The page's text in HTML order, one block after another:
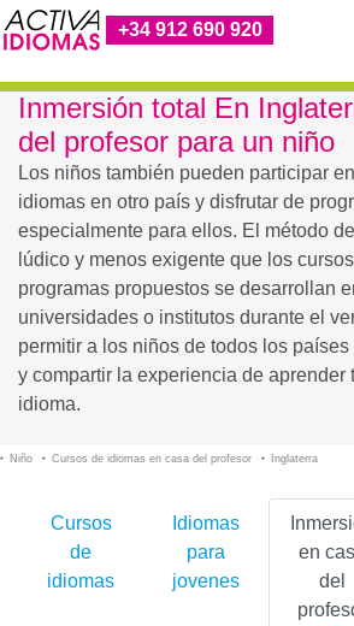
+34 912 690 920
Inmersión total En
del profesor para un niño
Los niños también pueden participar
idiomas en otro país y disfrutar de
especialmente para ellos. El método
lúdico y menos exigente que los
programas propuestos se desarrollan
universidades o institutos durante el
permitir a los niños de todos los
y compartir la experiencia de aprender
idioma.
Niño Cursos de idiomas en casa del profesor Inglaterra
Cursos
de
idiomas
Idiomas
para
jovenes
en
del